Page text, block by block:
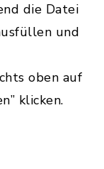
die Datei
und
oben auf
klicken.